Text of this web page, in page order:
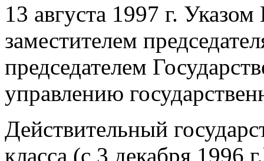
13 августа 1997 г.
заместителем
председателем
управлению
Действительный
класса (с 3 декабря 1996